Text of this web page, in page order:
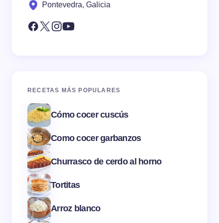
Pontevedra, Galicia
RECETAS MÁS POPULARES
Cómo cocer cuscús
Como cocer garbanzos
Churrasco de cerdo al horno
Tortitas
Arroz blanco